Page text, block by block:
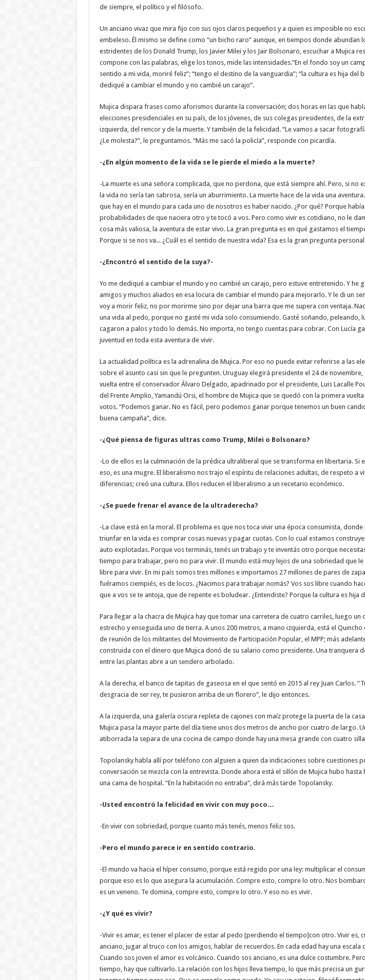
de siempre, el político y el filósofo.
Un anciano vivaz que mira fijo con sus ojos claros pequeños y a quien es imposible no
embeleso. Él mismo se define como “un bicho raro” aunque, en tiempos donde abundan
estridentes de los Donald Trump, los Javier Milei y los Jair Bolsonaro, escuchar a Mujica
compone con las palabras, elige los tonos, mide las intensidades.“En el fondo soy un
sentido a mi vida, moriré feliz”; “tengo el destino de la vanguardia”; “la cultura es hija del
dediqué a cambiar el mundo y no cambié un carajo”.
Mujica dispara frases como aforismos durante la conversación; dos horas en las que
elecciones presidenciales en su país, de los jóvenes, de sus colegas presidentes, de la
izquierda, del rencor y de la muerte. Y también de la felicidad. “Le vamos a sacar
¿Le molesta?”, le preguntamos. “Más me sacó la policía”, responde con picardía.
-¿En algún momento de la vida se le pierde el miedo a la muerte?
-La muerte es una señora complicada, que no perdona, que está siempre ahí. Pero, si no
la vida no sería tan sabrosa, sería un aburrimiento. La muerte hace de la vida una
que hay en el mundo para cada uno de nosotros es haber nacido. ¿Por qué? Porque
probabilidades de que naciera otro y te tocó a vos. Pero como vivir es cotidiano, no le
cosa más valiosa, la aventura de estar vivo. La gran pregunta es en qué gastamos el
Porque si se nos va... ¿Cuál es el sentido de nuestra vida? Esa es la gran pregunta
-¿Encontró el sentido de la suya?-
Yo me dediqué a cambiar el mundo y no cambié un carajo, pero estuve entretenido. Y he
amigos y muchos aliados en esa locura de cambiar el mundo para mejorarlo. Y le di un
voy a morir feliz, no por morirme sino por dejar una barra que me supera con ventaja.
una vida al pedo, porque no gasté mi vida solo consumiendo. Gasté soñando, peleando,
cagaron a palos y todo lo demás. No importa, no tengo cuentas para cobrar. Con Lucía
juventud en toda esta aventura de vivir.
La actualidad política es la adrenalina de Mujica. Por eso no puede evitar referirse a las
sobre el asunto casi sin que le pregunten. Uruguay elegirá presidente el 24 de noviembre,
vuelta entre el conservador Álvaro Delgado, apadrinado por el presidente, Luis Lacalle
del Frente Amplio, Yamandú Orsi, el hombre de Mujica que se quedó con la primera
votos. “Podemos ganar. No es fácil, pero podemos ganar porque tenemos un buen
buena campaña”, dice.
-¿Qué piensa de figuras ultras como Trump, Milei o Bolsonaro?
-Lo de ellos es la culminación de la prédica ultraliberal que se transforma en libertaria. Si
eso, es una mugre. El liberalismo nos trajo el espíritu de relaciones adultas, de respeto a
diferencias; creó una cultura. Ellos reducen el liberalismo a un recetario económico.
-¿Se puede frenar el avance de la ultraderecha?
-La clave está en la moral. El problema es que nos toca vivir una época consumista,
triunfar en la vida es comprar cosas nuevas y pagar cuotas. Con lo cual estamos
auto explotadas. Porque vos terminás, tenés un trabajo y te inventás otro porque
tiempo para trabajar, pero no para vivir. El mundo está muy lejos de una sobriedad que
libre para vivir. En mi país somos tres millones e importamos 27 millones de pares de
fuéramos ciempiés, es de locos. ¿Nacimos para trabajar nomás? Vos sos libre cuando
que a vos se te antoja, que de repente es boludear. ¿Entendiste? Porque la cultura es hija
Para llegar a la chacra de Mujica hay que tomar una carretera de cuatro carriles, luego un
estrecho y enseguida uno de tierra. A unos 200 metros, a mano izquierda, está el Quincho
de reunión de los militantes del Movimiento de Participación Popular, el MPP; más
construida con el dinero que Mujica donó de su salario como presidente. Una tranquera
entre las plantas abre a un sendero arbolado.
A la derecha, el banco de tapitas de gaseosa en el que sentó en 2015 al rey Juan Carlos.
desgracia de ser rey, te pusieron arriba de un florero”, le dijo entonces.
A la izquierda, una galería oscura repleta de cajones con maíz protege la puerta de la
Mujica pasa la mayor parte del día tiene unos dos metros de ancho por cuatro de largo.
atiborrada la separa de una cocina de campo donde hay una mesa grande con cuatro
Topolansky habla allí por teléfono con alguien a quien da indicaciones sobre cuestiones
conversación se mezcla con la entrevista. Donde ahora está el sillón de Mujica hubo hasta
una cama de hospital. “En la habitación no entraba”, dirá más tarde Topolansky.
-Usted encontró la felicidad en vivir con muy poco…
-En vivir con sobriedad, porque cuanto más tenés, menos feliz sos.
-Pero el mundo parece ir en sentido contrario.
-El mundo va hacia el híper consumo, porque está regido por una ley: multiplicar el
porque eso es lo que asegura la acumulación. Compre esto, compre lo otro. Nos
es un veneno. Te domina, compre esto, compre lo otro. Y eso no es vivir.
-¿Y qué es vivir?
-Vivir es amar, es tener el placer de estar al pedo [perdiendo el tiempo]con otro. Vivir es,
anciano, jugar al truco con los amigos, hablar de recuerdos. En cada edad hay una escala
Cuando sos joven el amor es volcánico. Cuando sos anciano, es una dulce costumbre.
tiempo, hay que cultivarlo. La relación con los hijos lleva tiempo, lo que más precisa un